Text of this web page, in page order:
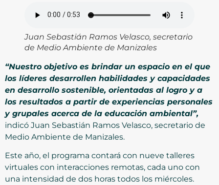
Juan Sebastián Ramos Velasco, secretario
de Medio Ambiente de Manizales
“Nuestro objetivo es brindar un espacio en el que
los líderes desarrollen habilidades y capacidades
en desarrollo sostenible, orientadas al logro y a
los resultados a partir de experiencias personales
y grupales acerca de la educación ambiental”,
indicó Juan Sebastián Ramos Velasco, secretario de
Medio Ambiente de Manizales.
Este año, el programa contará con nueve talleres
virtuales con interacciones remotas, cada uno con
una intensidad de dos horas todos los miércoles.